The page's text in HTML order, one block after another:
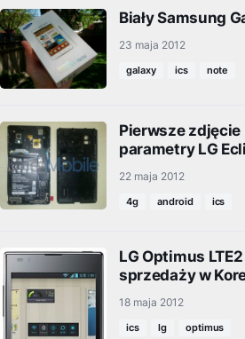
Biały Samsung
23 maja 2012
galaxy ics note
Pierwsze
parametry LG
22 maja 2012
4g android ics
LG Optimus
sprzedaży w
18 maja 2012
ics lg optimus